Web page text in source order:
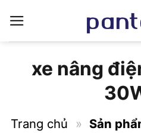
qua
nội
xe nâng
Trang chủ » Sản